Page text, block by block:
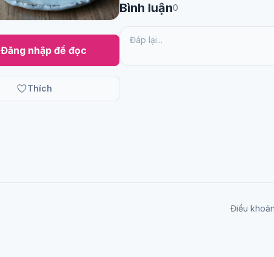
Đăng nhập để đọc
Thích
Bình luận0
Điều